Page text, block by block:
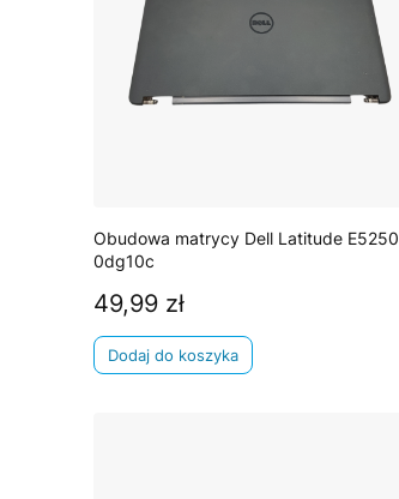
Obudowa matrycy Dell Latitude E5250
0dg10c
Cena
49,99 zł
Dodaj do koszyka